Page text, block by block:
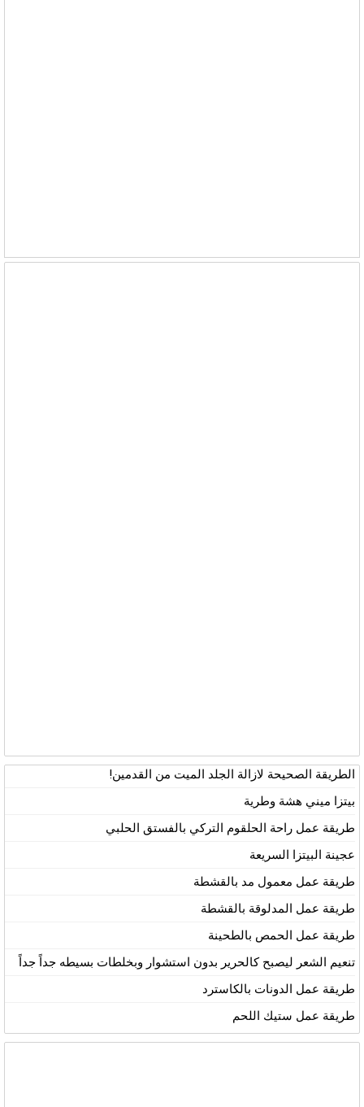
الطريقة الصحيحة لازالة الجلد الميت من القدمين!
بيتزا ميني هشة وطرية
طريقة عمل راحة الحلقوم التركي بالفستق الحلبي
عجينة البيتزا السريعة
طريقة عمل معمول مد بالقشطة
طريقة عمل المدلوقة بالقشطة
طريقة عمل الحمص بالطحينة
تنعيم الشعر ليصبح كالحرير بدون استشوار وبخلطات بسيطه جداً جداً
طريقة عمل الدونات بالكاسترد
طريقة عمل ستيك اللحم